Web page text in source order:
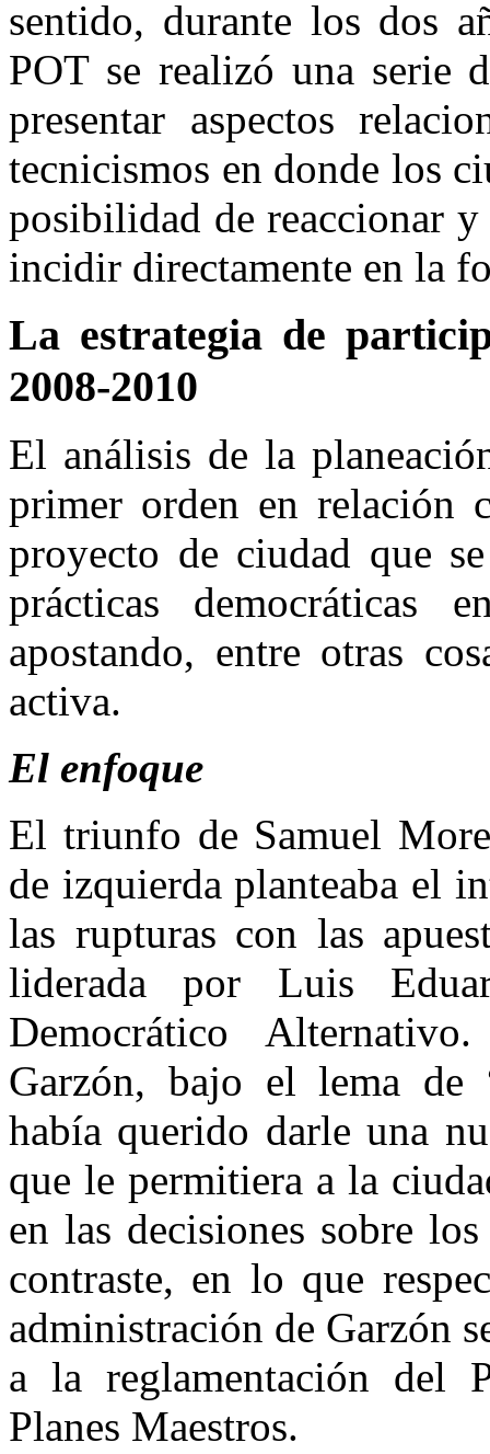
sentido, durante los dos
POT se realizó una serie
presentar aspectos
tecnicismos en donde los
posibilidad de reaccionar y
incidir directamente en la
La estrategia de
2008-2010
El análisis de la
primer orden en relación
proyecto de ciudad que
prácticas
apostando, entre otras
activa.
El enfoque
El triunfo de Samuel
de izquierda planteaba el
las rupturas con las
liderada por Luis
Democrático
Garzón, bajo el lema de
había querido darle una
que le permitiera a la
en las decisiones sobre
contraste, en lo que
administración de Garzón
a la reglamentación del
Planes Maestros.